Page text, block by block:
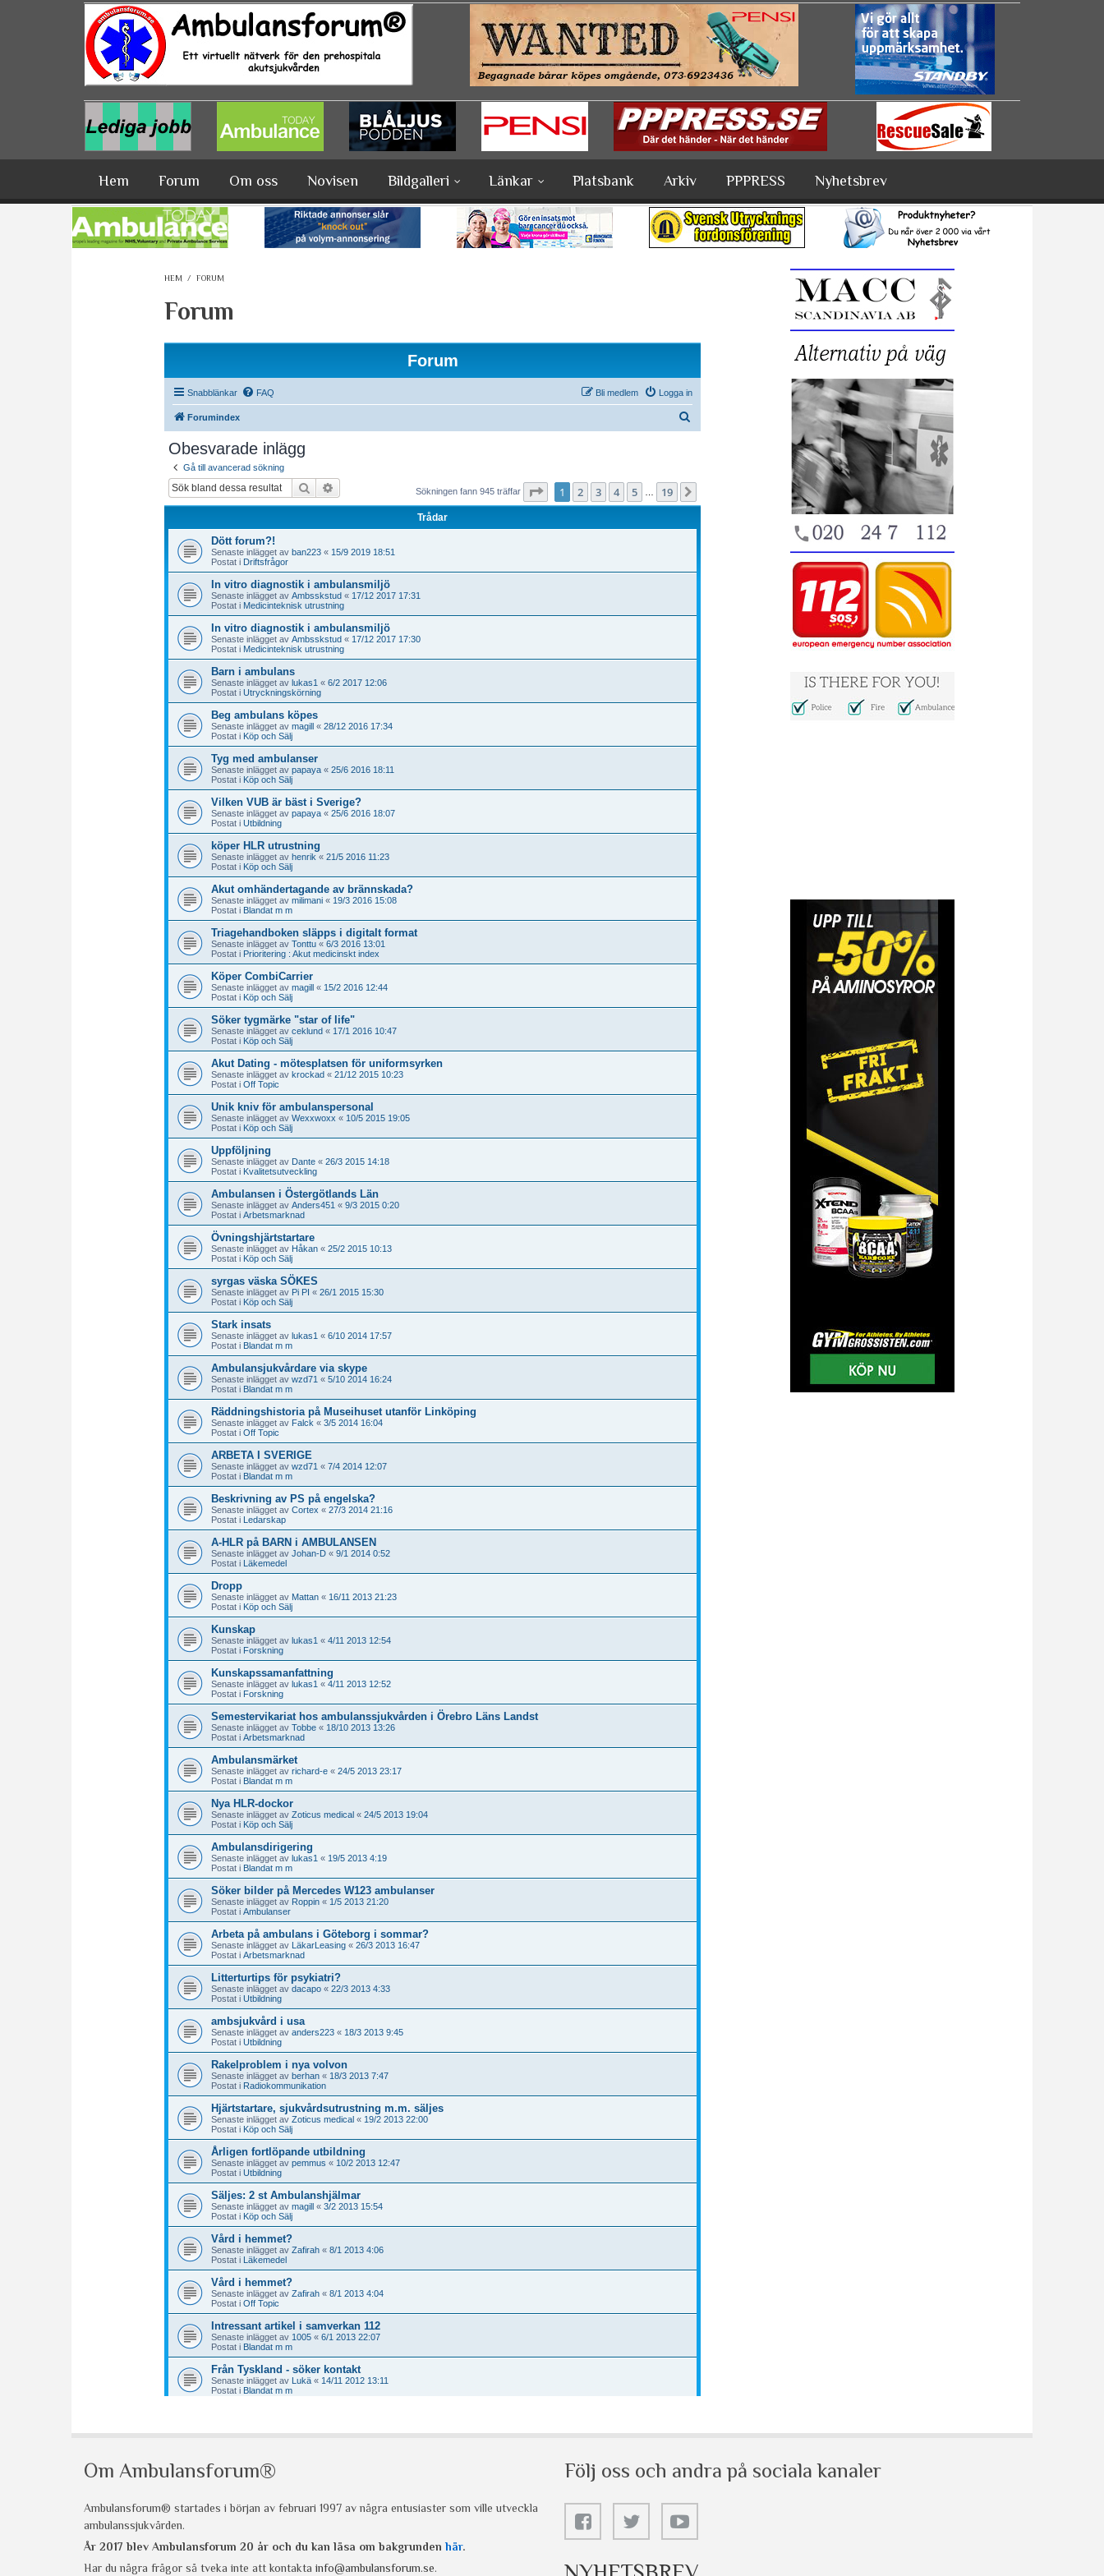
Hoppa till huvudinnehåll
Hem Forum Om oss Novisen Bildgalleri Länkar Platsbank Arkiv PPPRESS Nyhetsbrev
HEM / FORUM
Forum
Om Ambulansforum®
Ambulansforum® startades i början av februari 1997 av några entusiaster som ville utveckla
ambulanssjukvården.
År 2017 blev Ambulansforum 20 år och du kan läsa om bakgrunden här.
Har du några frågor så tveka inte att kontakta info@ambulansforum.se.
Följ oss och andra på sociala kanaler